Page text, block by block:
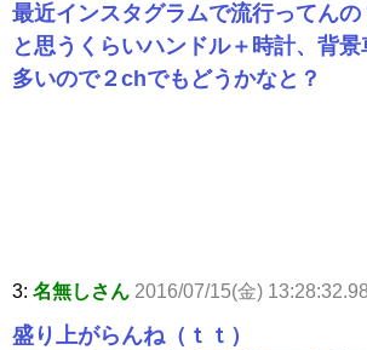
最近インスタグラムで流行ってんの
と思うくらいハンドル＋時計、背
多いので２chでもどうかなと？
3: 名無しさん 2016/07/15(金) 13:28:32.98
盛り上がらんね（ｔｔ）